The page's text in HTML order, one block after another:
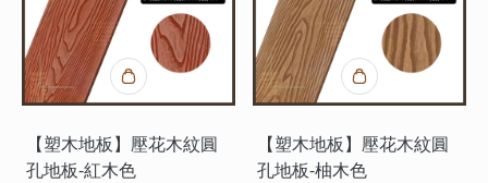
【塑木地板】壓花木紋圓
孔地板-紅木色
【塑木地板】壓花木紋圓
孔地板-柚木色